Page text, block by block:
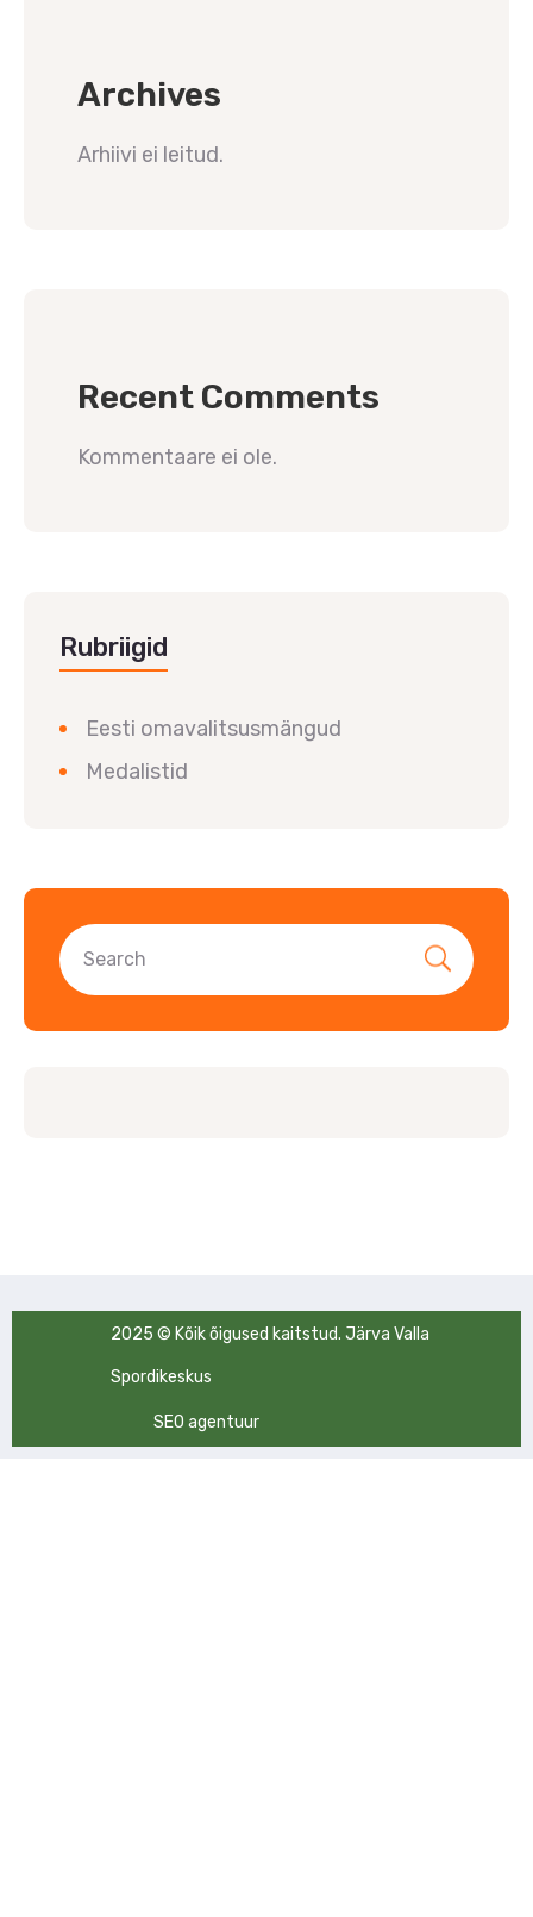
Archives
Arhiivi ei leitud.
Recent Comments
Kommentaare ei ole.
Rubriigid
Eesti omavalitsusmängud
Medalistid
2025 © Kõik õigused kaitstud. Järva Valla
Spordikeskus
SEO agentuur